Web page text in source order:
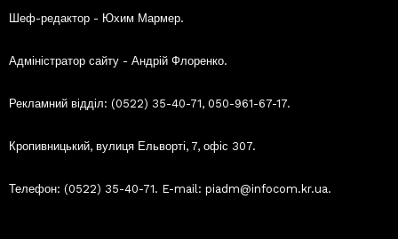
Шеф-редактор - Юхим Мармер.
Адміністратор сайту - Андрій Флоренко.
Рекламний відділ: (0522) 35-40-71, 050-961-67-17.
Кропивницький, вулиця Ельворті, 7, офіс 307.
Телефон: (0522) 35-40-71. E-mail: piadm@infocom.kr.ua.